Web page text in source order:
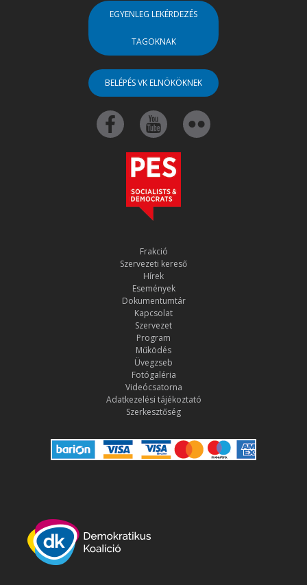
EGYENLEG LEKÉRDEZÉS
TAGOKNAK
BELÉPÉS VK ELNÖKÖKNEK
Frakció
Szervezeti kereső
Hírek
Események
Dokumentumtár
Kapcsolat
Szervezet
Program
Működés
Üvegzseb
Fotógaléria
Videócsatorna
Adatkezelési tájékoztató
Szerkesztőség